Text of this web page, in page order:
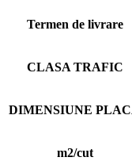
Termen de livrare
CLASA TRAFIC
DIMENSIUNE
m2/cut